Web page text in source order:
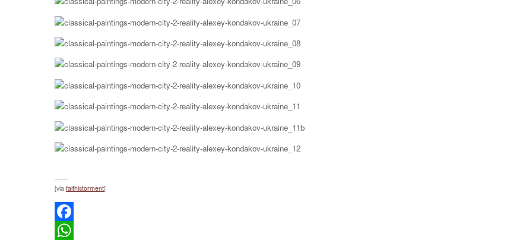
[via faithistorment]
Facebook